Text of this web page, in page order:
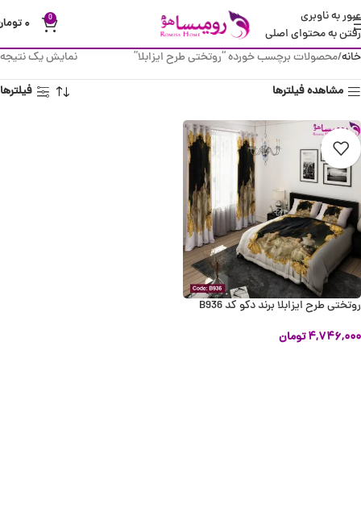
عبور به ناوبری
رفتن به محتوای اصلی
0 ۰
خانه محصولات برچسب خورده “روتختی طرح ایزابلا”
نمایش یک نتیجه
مشاهده فیلترها
فیلترها
روتختی طرح ایزابلا برند دکو کد B936
۴,۷۴۶,۰۰۰تومان